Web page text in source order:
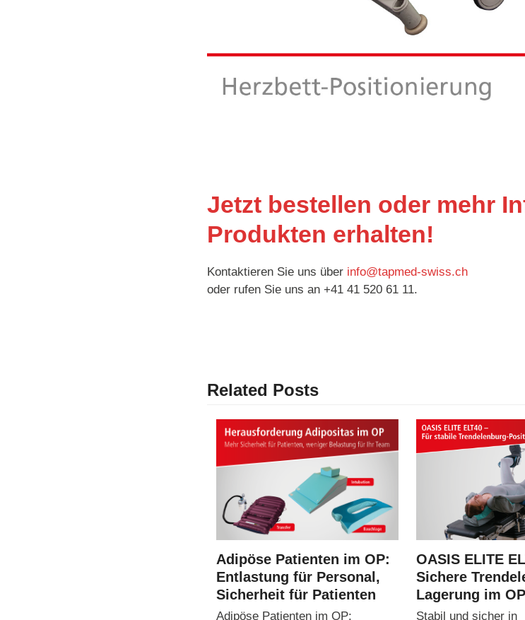
Jetzt bestellen oder mehr
Produkten erhalten!
Kontaktieren Sie uns über info@tapmed-swiss.ch
oder rufen Sie uns an +41 41 520 61 11.
Related Posts
Adipöse Patienten im OP:
Entlastung für Personal,
Sicherheit für Patienten
Adipöse Patienten im OP:
OASIS ELITE
Sichere
Lagerung im OP
Stabil und sicher in